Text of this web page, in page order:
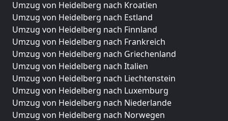
Umzug von Heidelberg nach Kroatien
Umzug von Heidelberg nach Estland
Umzug von Heidelberg nach Finnland
Umzug von Heidelberg nach Frankreich
Umzug von Heidelberg nach Griechenland
Umzug von Heidelberg nach Italien
Umzug von Heidelberg nach Liechtenstein
Umzug von Heidelberg nach Luxemburg
Umzug von Heidelberg nach Niederlande
Umzug von Heidelberg nach Norwegen